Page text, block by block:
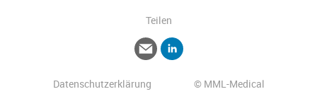
Teilen
Datenschutzerklärung © MML-Medical